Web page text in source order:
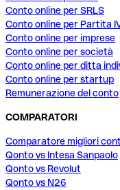
Conto online per SRLS
Conto online per Partita
Conto online per imprese
Conto online per società
Conto online per ditta
Conto online per startup
Remunerazione del conto
COMPARATORI
Comparatore migliori
Qonto vs Intesa Sanpaolo
Qonto vs Revolut
Qonto vs N26